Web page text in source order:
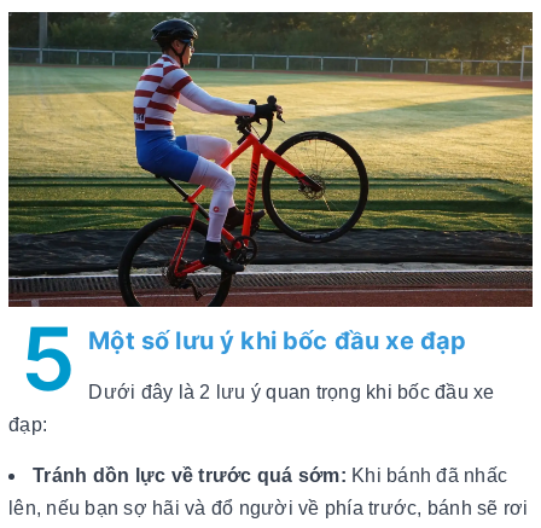
5 Một số lưu ý khi bốc đầu xe đạp
Dưới đây là 2 lưu ý quan trọng khi bốc đầu xe
đạp:
Tránh dồn lực về trước quá sớm: Khi bánh đã nhấc
lên, nếu bạn sợ hãi và đổ người về phía trước, bánh sẽ rơi